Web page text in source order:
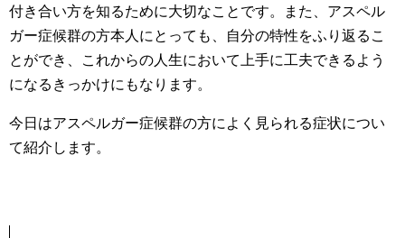
付き合い方を知るために大切なことです。また、アスペル
ガー症候群の方本人にとっても、自分の特性をふり返るこ
とができ、これからの人生において上手に工夫できるよう
になるきっかけにもなります。
今日はアスペルガー症候群の方によく見られる症状につい
て紹介します。